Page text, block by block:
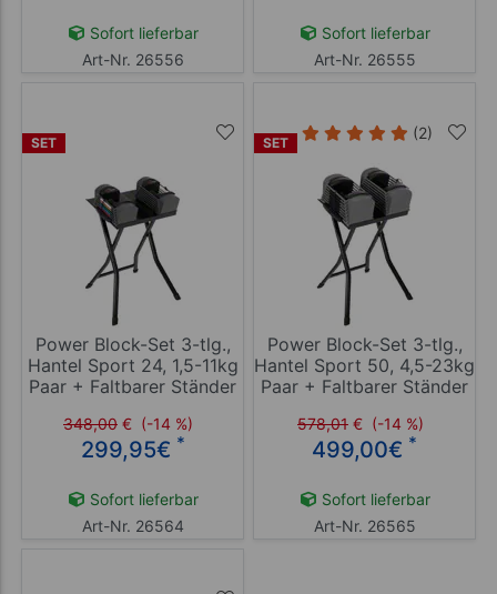
Sofort lieferbar
Art-Nr. 26556
Sofort lieferbar
Art-Nr. 26555
SET
Power Block-Set 3-tlg.,
Hantel Sport 24, 1,5-11kg
Paar + Faltbarer Ständer
348,00 € (-14 %)
299,95€ *
Sofort lieferbar
Art-Nr. 26564
SET
(2)
Power Block-Set 3-tlg.,
Hantel Sport 50, 4,5-23kg
Paar + Faltbarer Ständer
578,01 € (-14 %)
499,00€ *
Sofort lieferbar
Art-Nr. 26565